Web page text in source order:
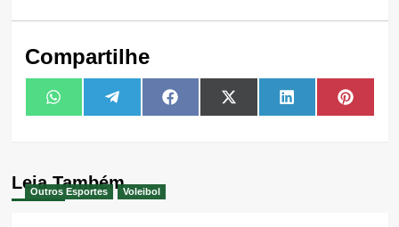
Compartilhe
Share
on
WhatsAppShare
on
TelegramShare
on
FacebookShare
on
X
(Twitter)
Share
on
LinkedIn Share
on
Leia Também
Outros Esportes Voleibol